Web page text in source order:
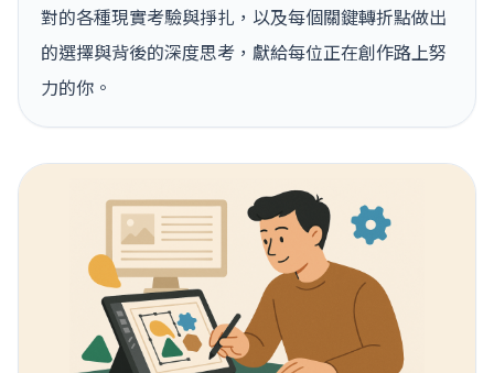
對的各種現實考驗與掙扎，以及每個關鍵轉折點做出
的選擇與背後的深度思考，獻給每位正在創作路上努
力的你。